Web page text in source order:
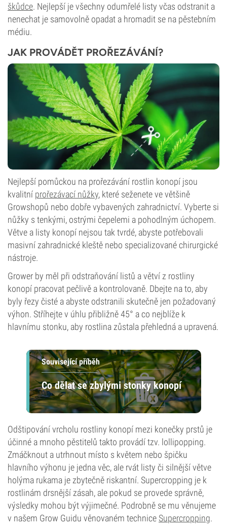
škůdce. Nejlepší je všechny odumřelé listy včas odstranit a
nenechat je samovolně opadat a hromadit se na pěstebním
médiu.
JAK PROVÁDĚT PROŘEZÁVÁNÍ?
Nejlepší pomůckou na prořezávání rostlin konopí jsou
kvalitní prořezávací nůžky, které seženete ve většině
Growshopů nebo dobře vybavených zahradnictví. Vyberte si
nůžky s tenkými, ostrými čepelemi a pohodlným úchopem.
Větve a listy konopí nejsou tak tvrdé, abyste potřebovali
masivní zahradnické kleště nebo specializované chirurgické
nástroje.
Grower by měl při odstraňování listů a větví z rostliny
konopí pracovat pečlivě a kontrolovaně. Dbejte na to, aby
byly řezy čisté a abyste odstranili skutečně jen požadovaný
výhon. Stříhejte v úhlu přibližně 45° a co nejblíže k
hlavnímu stonku, aby rostlina zůstala přehledná a upravená.
Související příběh
Co dělat se zbylými stonky konopí
Odštipování vrcholu rostliny konopí mezi konečky prstů je
účinné a mnoho pěstitelů takto provádí tzv. lollipopping.
Zmáčknout a utrhnout místo s květem nebo špičku
hlavního výhonu je jedna věc, ale rvát listy či silnější větve
holýma rukama je zbytečně riskantní. Supercropping je k
rostlinám drsnější zásah, ale pokud se provede správně,
výsledky mohou být výjimečné. Podrobně se mu věnujeme
v našem Grow Guidu věnovaném technice Supercropping.